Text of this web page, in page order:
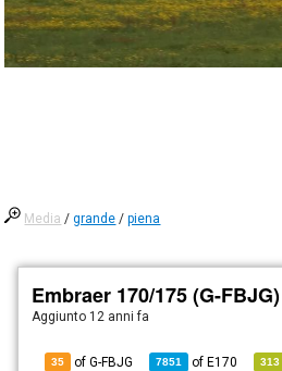
Media /grande /piena
Embraer 170/175 (G-FBJG)
Aggiunto 12 anni fa
35 of G-FBJG 7851 ofE170 313